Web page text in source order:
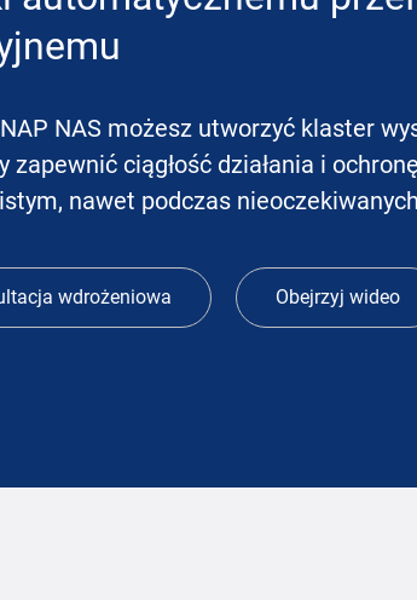
NAS możesz utworzyć klaster
zapewnić ciągłość działania i
nawet podczas
wdrożeniowa Obejrzyj wideo